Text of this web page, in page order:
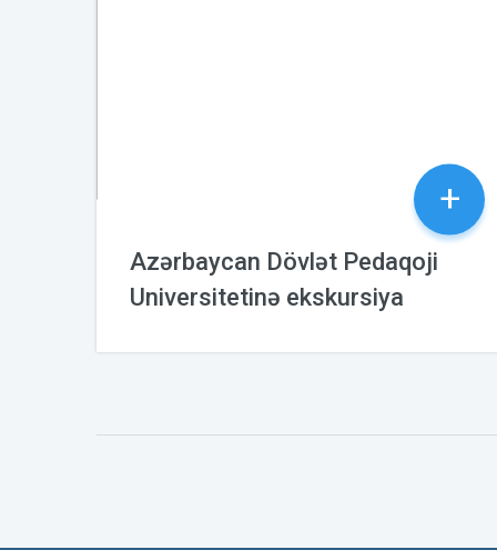
+
Azərbaycan Dövlət Pedaqoji
Universitetinə ekskursiya